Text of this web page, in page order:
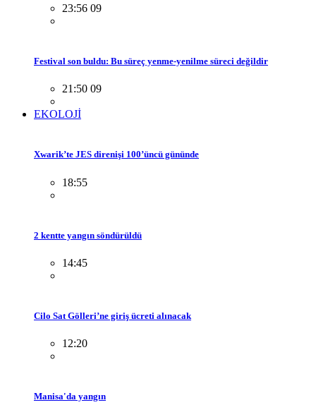
23:56 09
Festival son buldu: Bu süreç yenme-yenilme süreci değildir
21:50 09
EKOLOJİ
Xwarik’te JES direnişi 100’üncü gününde
18:55
2 kentte yangın söndürüldü
14:45
Cilo Sat Gölleri’ne giriş ücreti alınacak
12:20
Manisa'da yangın